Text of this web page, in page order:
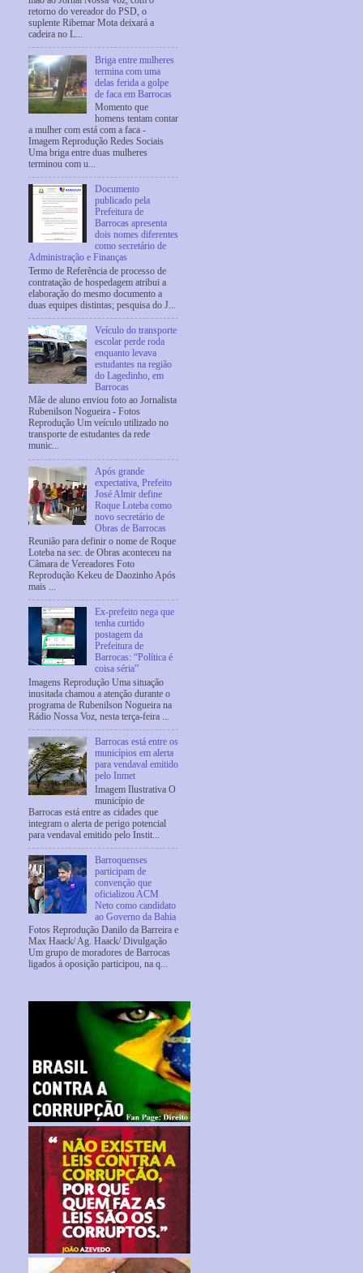
retorno do vereador do PSD, o
suplente Ribemar Mota deixará a
cadeira no L...
Briga entre mulheres
termina com uma
delas ferida a golpe
de faca em Barrocas
Momento que
homens tentam contar
a mulher com está com a faca -
Imagem Reprodução Redes Sociais
Uma briga entre duas mulheres
terminou com u...
Documento
publicado pela
Prefeitura de
Barrocas apresenta
dois nomes diferentes
como secretário de
Administração e Finanças
Termo de Referência de processo de
contratação de hospedagem atribui a
elaboração do mesmo documento a
duas equipes distintas; pesquisa do J...
Veículo do transporte
escolar perde roda
enquanto levava
estudantes na região
do Lagedinho, em
Barrocas
Mãe de aluno enviou foto ao Jornalista
Rubenilson Nogueira - Fotos
Reprodução Um veículo utilizado no
transporte de estudantes da rede
munic...
Após grande
expectativa, Prefeito
José Almir define
Roque Loteba como
novo secretário de
Obras de Barrocas
Reunião para definir o nome de Roque
Loteba na sec. de Obras aconteceu na
Câmara de Vereadores Foto
Reprodução Kekeu de Daozinho Após
mais ...
Ex-prefeito nega que
tenha curtido
postagem da
Prefeitura de
Barrocas: “Política é
coisa séria”
Imagens Reprodução Uma situação
inusitada chamou a atenção durante o
programa de Rubenilson Nogueira na
Rádio Nossa Voz, nesta terça-feira ...
Barrocas está entre os
municípios em alerta
para vendaval emitido
pelo Inmet
Imagem Ilustrativa O
município de
Barrocas está entre as cidades que
integram o alerta de perigo potencial
para vendaval emitido pelo Instit...
Barroquenses
participam de
convenção que
oficializou ACM
Neto como candidato
ao Governo da Bahia
Fotos Reprodução Danilo da Barreira e
Max Haack/ Ag. Haack/ Divulgação
Um grupo de moradores de Barrocas
ligados à oposição participou, na q...